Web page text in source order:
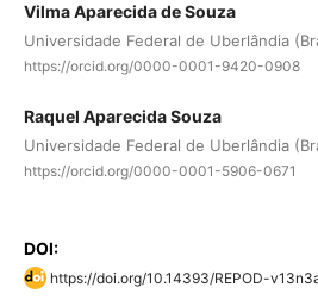
Vilma Aparecida de Souza
Universidade Federal de Uberlândia
https://orcid.org/0000-0001-9420-0908
Raquel Aparecida Souza
Universidade Federal de Uberlândia
https://orcid.org/0000-0001-5906-0671
DOI:
https://doi.org/10.14393/REPOD-